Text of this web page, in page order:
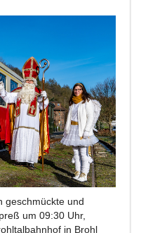
geschmückte und
um 09:30 Uhr,
in Brohl